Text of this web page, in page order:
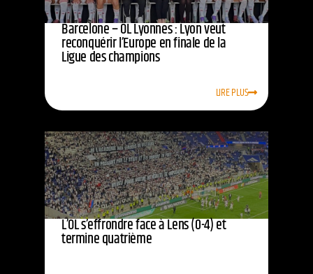
Barcelone – OL Lyonnes : Lyon veut
reconquérir l’Europe en finale de la
Ligue des champions
LIRE PLUS
L’OL s’effrondre face à Lens (0-4) et
termine quatrième